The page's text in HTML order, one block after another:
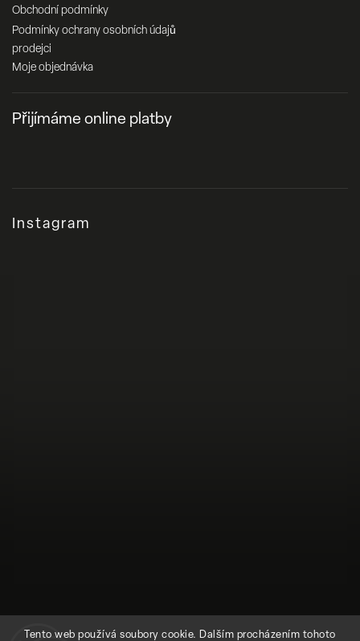
Tento web používá soubory cookie. Dalším procházením tohoto
Obchodní podmínky
Podmínky ochrany osobních údajů
prodejci
Moje objednávka
Přijímáme online platby
Instagram